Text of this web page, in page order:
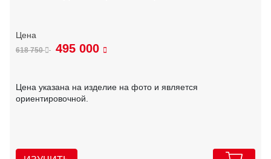
618 750 495 000
Цена указана на изделие на фото и является
ориентировочной.